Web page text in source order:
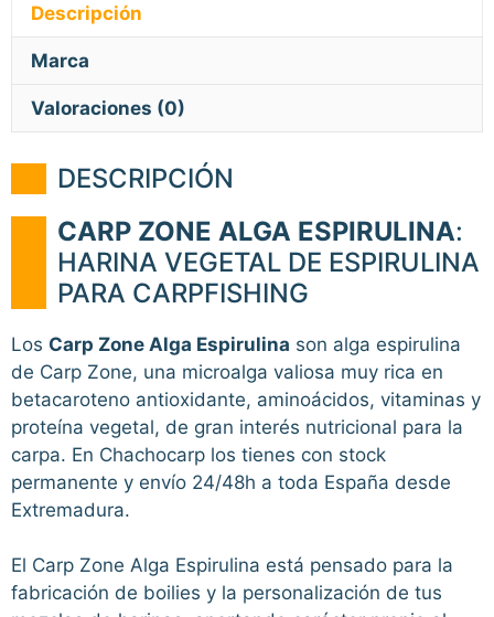
Descripción
Marca
Valoraciones (0)
DESCRIPCIÓN
CARP ZONE ALGA ESPIRULINA:
HARINA VEGETAL DE ESPIRULINA
PARA CARPFISHING
Los Carp Zone Alga Espirulina son alga espirulina
de Carp Zone, una microalga valiosa muy rica en
betacaroteno antioxidante, aminoácidos, vitaminas y
proteína vegetal, de gran interés nutricional para la
carpa. En Chachocarp los tienes con stock
permanente y envío 24/48h a toda España desde
Extremadura.
El Carp Zone Alga Espirulina está pensado para la
fabricación de boilies y la personalización de tus